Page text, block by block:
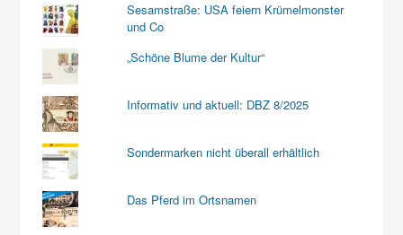
Sesamstraße: USA feiern Krümelmonster
und Co
„Schöne Blume der Kultur“
Informativ und aktuell: DBZ 8/2025
Sondermarken nicht überall erhältlich
Das Pferd im Ortsnamen